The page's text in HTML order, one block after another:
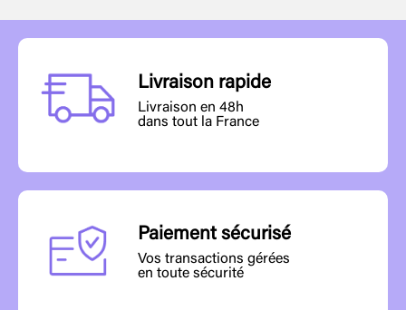
Livraison rapide
Livraison en 48h
dans tout la France
Paiement sécurisé
Vos transactions gérées
en toute sécurité